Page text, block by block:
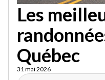
Les
Québec
31 mai 2026